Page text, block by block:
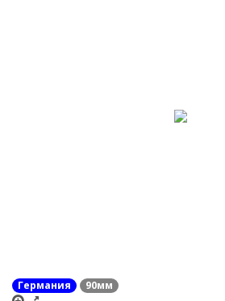
Германия 90мм